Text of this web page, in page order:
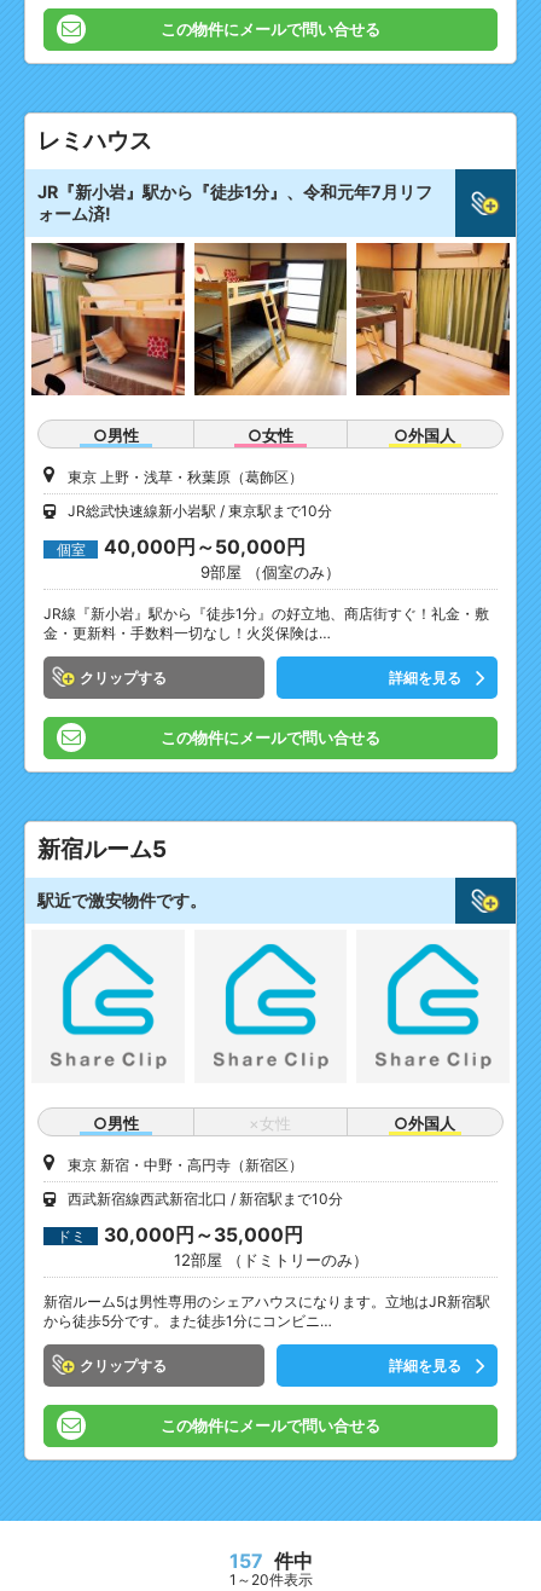
この物件にメールで問い合せる
レミハウス
JR『新小岩』駅から『徒歩1分』、令和元年7月リフ
ォーム済!
○男性 ○女性 ○外国人
東京 上野・浅草・秋葉原（葛飾区）
JR総武快速線新小岩駅
東京駅まで10分
個室 40,000円～50,000円
9部屋 （個室のみ）
JR線『新小岩』駅から『徒歩1分』の好立地、商店街すぐ！礼金・敷
金・更新料・手数料一切なし！火災保険は…
クリップ 詳細を見る
この物件にメールで問い合せる
新宿ルーム5
駅近で激安物件です。
○男性 ×女性 ○外国人
東京 新宿・中野・高円寺（新宿区）
西武新宿線西武新宿北口
新宿駅まで10分
ドミ 30,000円～35,000円
12部屋 （ドミトリーのみ）
新宿ルーム5は男性専用のシェアハウスになります。立地はJR新宿駅
から徒歩5分です。また徒歩1分にコンビニ…
クリップ 詳細を見る
この物件にメールで問い合せる
157 件中
1～20件表示